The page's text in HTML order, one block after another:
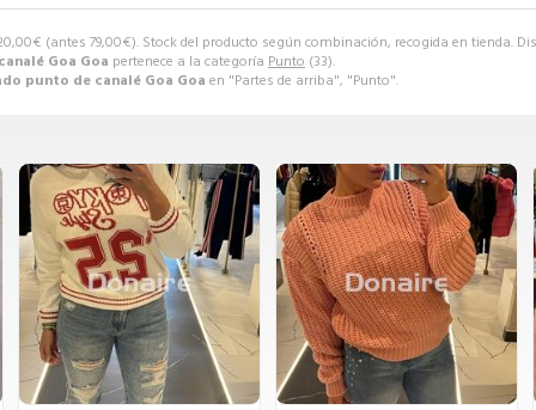
€ (antes 79,00€). Stock del producto según combinación, recogida en tienda.
Goa Goa pertenece a la categoría Punto (33).
punto de canalé Goa Goa en "Partes de arriba", "Punto".